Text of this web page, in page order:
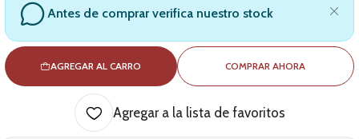
Antes de comprar verifica nuestro stock
AGREGAR AL CARRO COMPRAR AHORA
Agregar a la lista de favoritos